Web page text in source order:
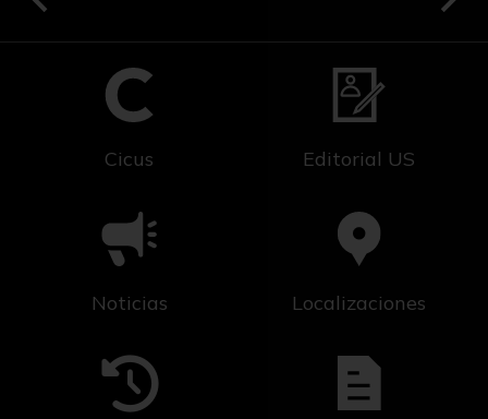
Cicus Editorial US
Noticias Localizaciones